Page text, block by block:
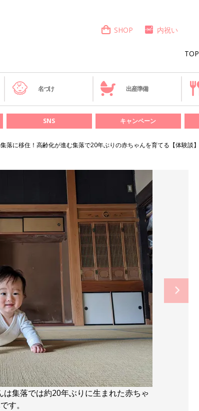
TOP
SHOP 内祝い
名づけ 出産準備
SNS キャンペーン
落に移住！高齢化が進む集落で20年ぶりの赤ちゃんを育てる【体験談】
集落では約20年ぶりに生まれた赤ちゃ
す。